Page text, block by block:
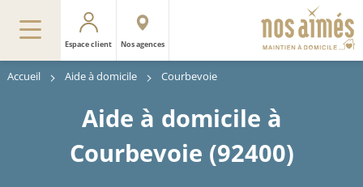
Espace client Nos agences
Accueil Aide à domicile Courbevoie
Aide à domicile à
Courbevoie (92400)